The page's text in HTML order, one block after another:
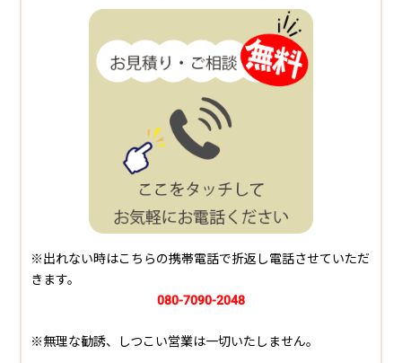
※出れない時はこちらの携帯電話で折返し電話させていただ
きます。
080-7090-2048
※無理な勧誘、しつこい営業は一切いたしません。